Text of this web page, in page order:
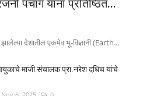
पंचांग यांना प्रतिष्ठित...
झालेल्या देशातील एकमेव भू-विज्ञानी (Earth...
माजी संचालक प्रा.नरेश दधिच यांचे